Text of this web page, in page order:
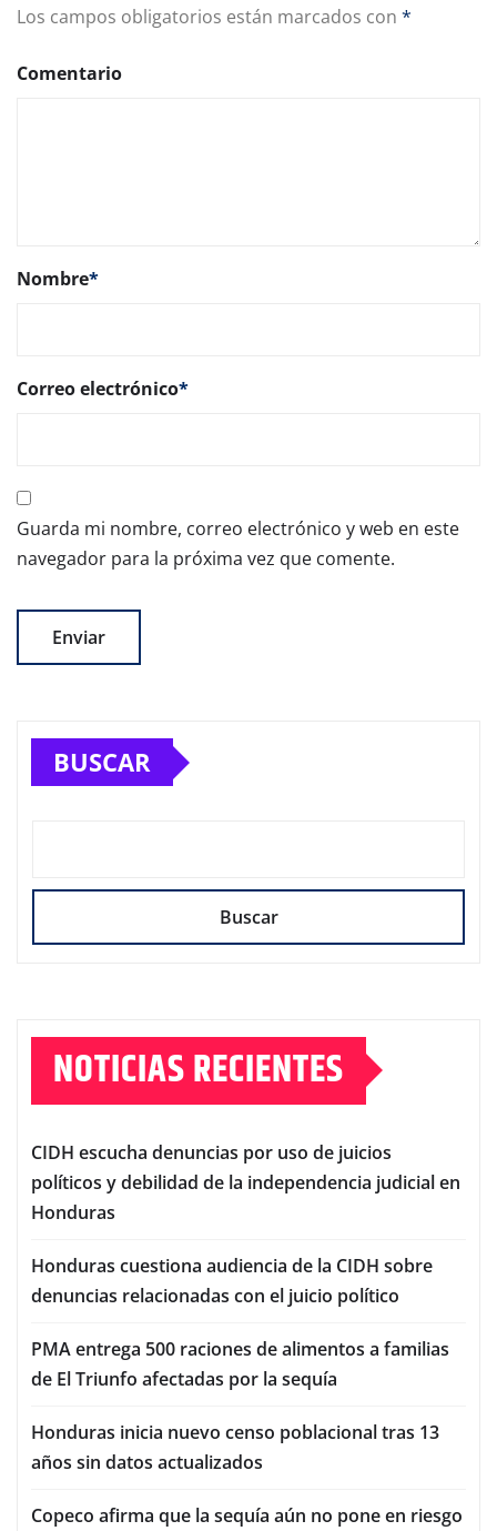
Los campos obligatorios están marcados con *
Comentario
Nombre*
Correo electrónico*
Guarda mi nombre, correo electrónico y web en este
navegador para la próxima vez que comente.
BUSCAR
Buscar
NOTICIAS RECIENTES
CIDH escucha denuncias por uso de juicios
políticos y debilidad de la independencia judicial en
Honduras
Honduras cuestiona audiencia de la CIDH sobre
denuncias relacionadas con el juicio político
PMA entrega 500 raciones de alimentos a familias
de El Triunfo afectadas por la sequía
Honduras inicia nuevo censo poblacional tras 13
años sin datos actualizados
Copeco afirma que la sequía aún no pone en riesgo